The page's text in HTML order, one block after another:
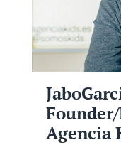
Agencia